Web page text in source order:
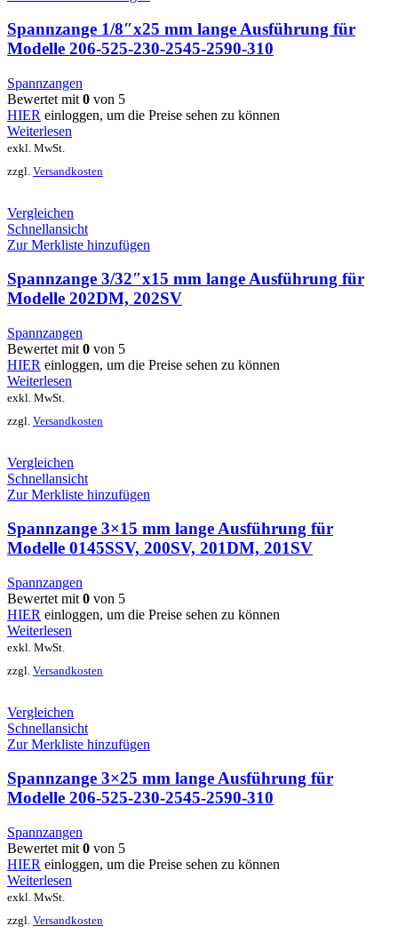
Spannzange 1/8″x25 mm lange Ausführung für
Modelle 206-525-230-2545-2590-310
Spannzangen
Bewertet mit 0 von 5
HIER einloggen, um die Preise sehen zu können
Weiterlesen
exkl. MwSt.
zzgl. Versandkosten
Vergleichen
Schnellansicht
Zur Merkliste hinzufügen
Spannzange 3/32″x15 mm lange Ausführung für
Modelle 202DM, 202SV
Spannzangen
Bewertet mit 0 von 5
HIER einloggen, um die Preise sehen zu können
Weiterlesen
exkl. MwSt.
zzgl. Versandkosten
Vergleichen
Schnellansicht
Zur Merkliste hinzufügen
Spannzange 3×15 mm lange Ausführung für
Modelle 0145SSV, 200SV, 201DM, 201SV
Spannzangen
Bewertet mit 0 von 5
HIER einloggen, um die Preise sehen zu können
Weiterlesen
exkl. MwSt.
zzgl. Versandkosten
Vergleichen
Schnellansicht
Zur Merkliste hinzufügen
Spannzange 3×25 mm lange Ausführung für
Modelle 206-525-230-2545-2590-310
Spannzangen
Bewertet mit 0 von 5
HIER einloggen, um die Preise sehen zu können
Weiterlesen
exkl. MwSt.
zzgl. Versandkosten